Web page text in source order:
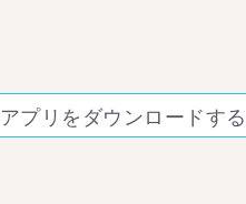
アプリをダウンロードする